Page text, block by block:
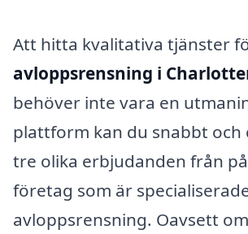
Att hitta kvalitativa tjänster
avloppsrensning i
behöver inte vara en
plattform kan du snabbt och
tre olika erbjudanden från
företag som är
avloppsrensning. Oavsett